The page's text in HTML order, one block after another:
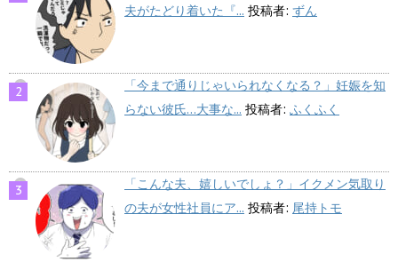
夫がたどり着いた『... 投稿者: ずん
「今まで通りじゃいられなくなる？」妊娠を知
らない彼氏…大事な... 投稿者: ふくふく
「こんな夫、嬉しいでしょ？」イクメン気取り
の夫が女性社員にア... 投稿者: 尾持トモ